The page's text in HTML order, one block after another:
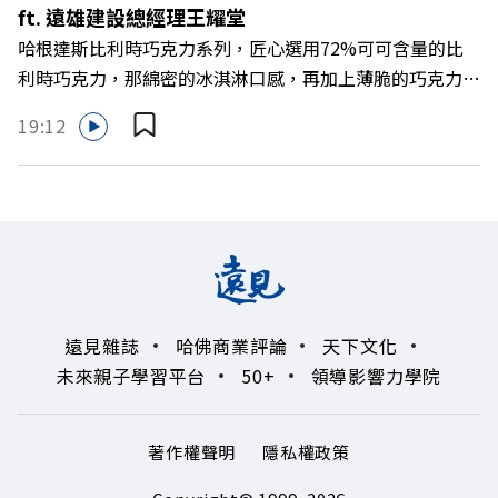
>>https://www.gvm.com.tw/topic/2355 🫧清除腦袋的盲
點，也順手理清生活的雜亂。 點開看質感養成術>>
https://gvmkt.pse.is/9al3px ✨關注《遠見》更多的社群：
LINE：https://reurl.cc/A4ELQp IG：
https://bit.ly/3AjBWNV YT：https://bit.ly/38jNi9k
ft. 遠雄建設總經理王耀堂
哈根達斯比利時巧克力系列，匠心選用72%可可含量的比
利時巧克力，那綿密的冰淇淋口感，再加上薄脆的巧克力脆
片，苦甜交織，完美呈現黑巧克力的濃郁香醇，是專屬成熟
大人系的奢華風味。 https://fstry.pse.is/9byecv —— 以上
為 Firstory Podcast 廣告 —— 在氣候變遷、淨零轉型與高
來建築中大放異彩？ 本集《遠見ON AIR》邀請到遠雄建設
總經理王耀堂，帶你解析遠雄如何打造出兼顧品牌信任與環
何轉型為長期品牌信任？ 🔺滿意度不到二成的「垃圾總
部」？空間改造如何徹底翻轉企業DNA 🔺當循環建材走向
精緻化！24樓高滿意度的「永續美學」實踐 🔺改寫建材生
遠見雜誌副社長兼遠見智庫總編輯 李建興 與談人／遠雄建
19:12
遠見雜誌 哈佛商業評論
天下文化
未來親子學習平台
50+ 領導影響力學院
著作權聲明
隱私權政策